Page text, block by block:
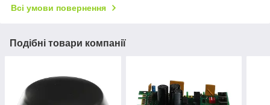
Всі умови повернення
Подібні товари компанії